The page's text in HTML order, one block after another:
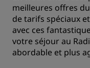
meilleures offres
de tarifs spéciaux
avec ces
votre séjour au
abordable et plus